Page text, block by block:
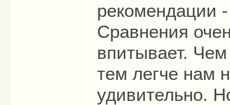
рекомендации
Сравнения
впитывает.
тем легче нам
удивительно.